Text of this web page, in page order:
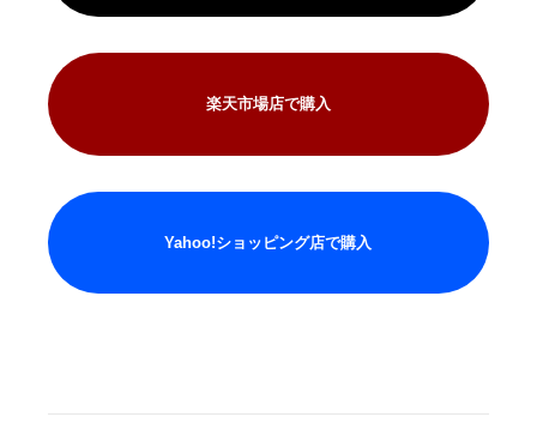
楽天市場店で購入
Yahoo!ショッピング店で購入